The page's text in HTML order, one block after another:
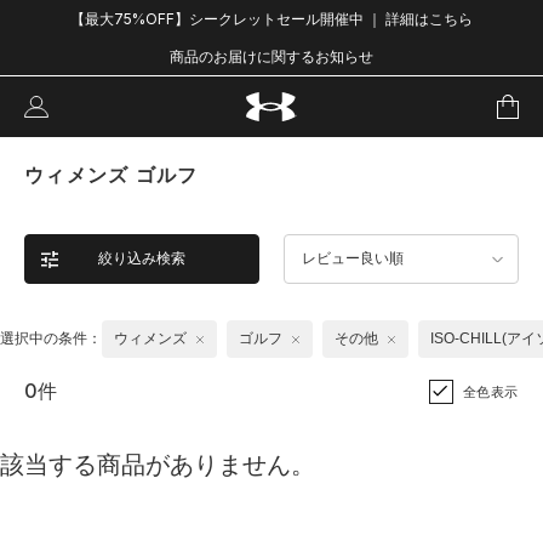
【最大75%OFF】シークレットセール開催中 ｜ 詳細はこちら
商品のお届けに関するお知らせ
ウィメンズ ゴルフ
絞り込み検索 レビュー良い順
選択中の条件： ウィメンズ ゴルフ その他 ISO-CHILL(アイ
0件 全色表示
該当する商品がありません。